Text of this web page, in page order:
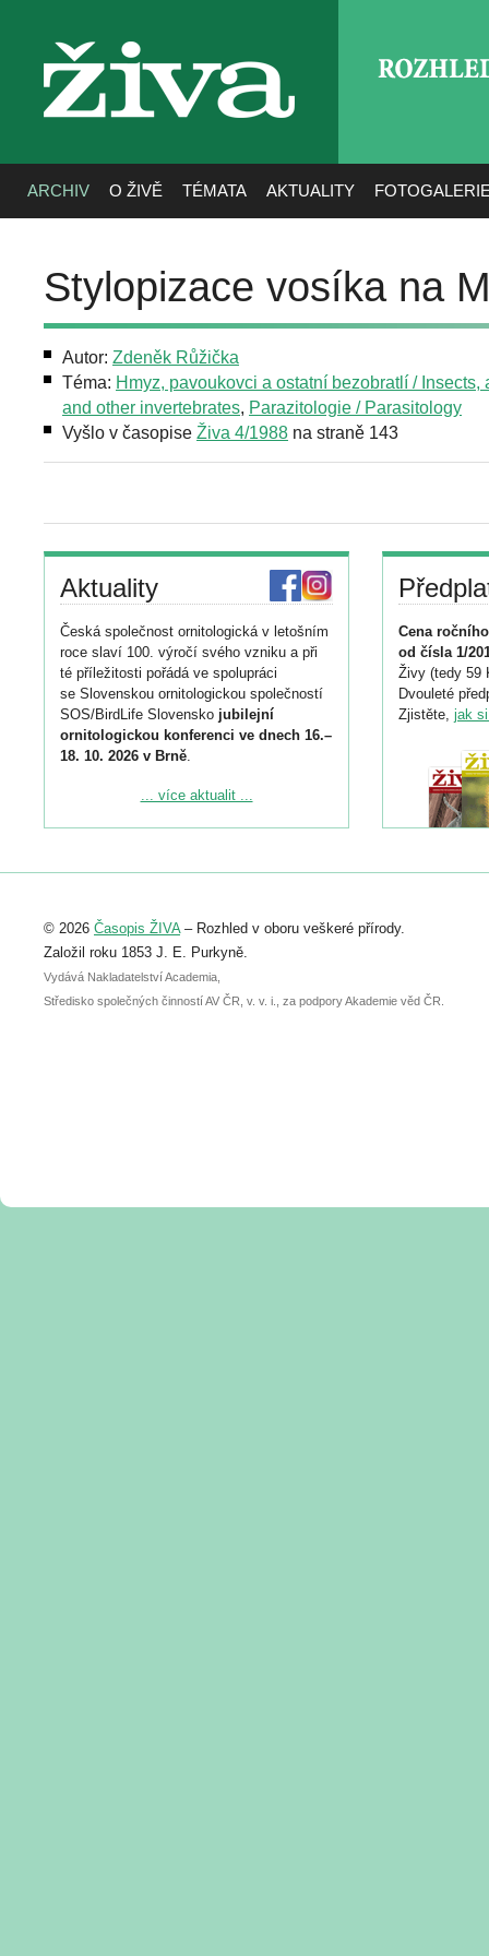
živa
ARCHIV O ŽIVĚ TÉMATA AKTUALITY
Stylopizace vosíka na
Autor: Zdeněk Růžička
Téma: Hmyz, pavoukovci a ostatní bezobratlí / Insects,
and other invertebrates, Parazitologie / Parasitology
Vyšlo v časopise Živa 4/1988 na straně 143
Aktuality
Česká společnost ornitologická v letošním
roce slaví 100. výročí svého vzniku a při
té příležitosti pořádá ve spolupráci
se Slovenskou ornitologickou společností
SOS/BirdLife Slovensko jubilejní
ornitologickou konferenci ve dnech 16.–
18. 10. 2026 v Brně.
Podrobnější informace ke konferenci
Registrovat se můžete do 6. září.
abstraktu přihlášené přednášky nebo
posteru je už 30. června.
... více aktualit ...
Cena
od čísla 1/
Živy (tedy 59
Dvouleté
Zjistěte, jak
© 2026 Časopis ŽIVA– Rozhled v oboru veškeré přírody.
Založil roku 1853 J. E. Purkyně.
Vydává Nakladatelství Academia,
Středisko společných činností AV ČR, v. v. i., za podpory Akademie věd ČR.